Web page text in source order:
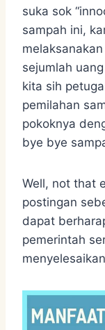
suka sok
sampah ini,
sejumlah
kita sih
pemilahan
pokoknya
bye bye
Well, not that
postingan
dapat
pemerintah